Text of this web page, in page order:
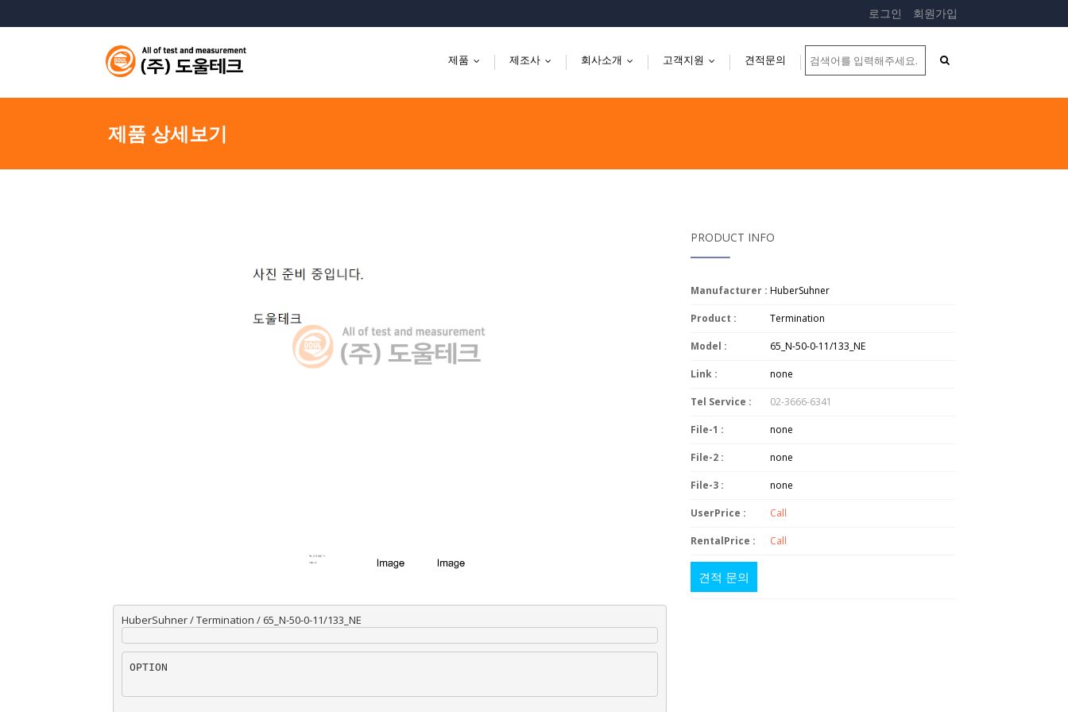
회원가입
로그인
제품 제조사 회사소개 고객지원 견적문의
제품 상세보기
HuberSuhner / Termination / 65_N-50-0-11/133_NE
OPTION
PRODUCT INFO
Manufacturer : HuberSuhner
Product : Termination
Model : 65_N-50-0-11/133_NE
Link : none
Tel Service : 02-3666-6341
File-1 : none
File-2 : none
File-3 : none
UserPrice : Call
RentalPrice : Call
견적 문의